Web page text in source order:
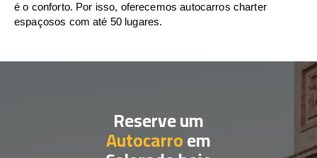
é o conforto. Por isso, oferecemos autocarros charter
espaçosos com até 50 lugares.
Reserve um
Autocarroem